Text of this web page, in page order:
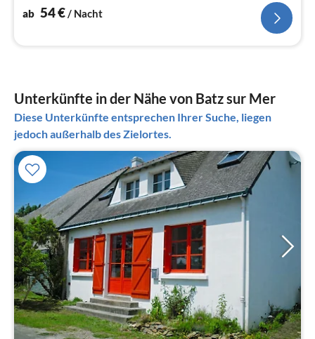
Spülmaschine, Kühlschrank)
ab 54€/ Nacht
Unterkünfte in der Nähe von Batz sur Mer
Diese Unterkünfte entsprechen Ihrer Suche, liegen
jedoch außerhalb des Zielortes.